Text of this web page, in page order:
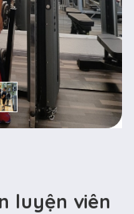
luyện viên